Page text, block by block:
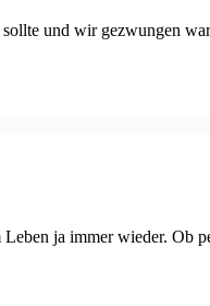
und wir gezwungen
ja immer wieder. Ob